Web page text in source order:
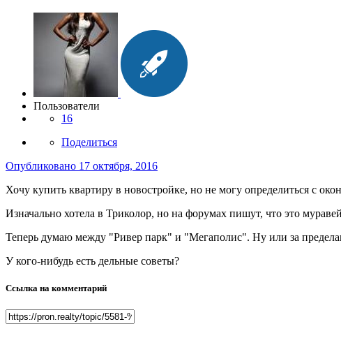
Пользователи
16
Поделиться
Опубликовано 17 октября, 2016
Хочу купить квартиру в новостройке, но не могу определиться с
Изначально хотела в Триколор, но на форумах пишут, что это
Теперь думаю между "Ривер парк" и "Мегаполис". Ну или за
У кого-нибудь есть дельные советы?
Ссылка на комментарий